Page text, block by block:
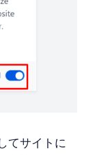
てサイトに